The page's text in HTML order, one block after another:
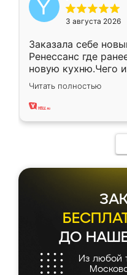
3 августа 2026
Заказала себе
Ренессанс где
новую кухню.Чего
вполне довольна.
два года, нареканий
Читать полностью
ДО
Из любой